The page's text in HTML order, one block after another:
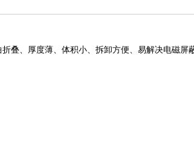
叠、厚度薄、体积小、拆卸方便、易解决电磁屏